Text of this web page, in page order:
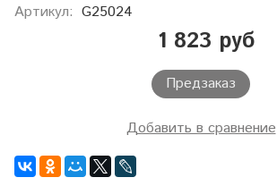
Артикул: G25024
1 823 руб
Предзаказ
Добавить в сравнение